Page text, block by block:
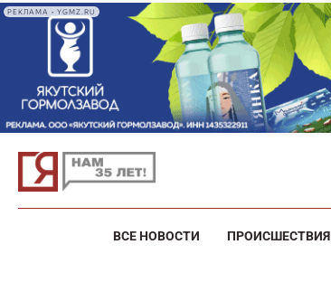
РЕКЛАМА • YGMZ.RU
ВСЕ НОВОСТИ ПРОИСШЕСТВИЯ